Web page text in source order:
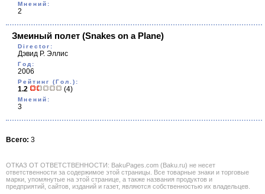
Мнений:
2
Змеиный полет (Snakes on a Plane)
Director:
Дэвид Р. Эллис
Год:
2006
Рейтинг (Гол.):
1.2 (4)
Мнений:
3
Всего: 3
ОТКАЗ ОТ ОТВЕТСТВЕННОСТИ: BakuPages.com (Baku.ru) не несет
ответственности за содержимое этой страницы. Все товарные знаки и торговые
марки, упомянутые на этой странице, а также названия продуктов и
предприятий, сайтов, изданий и газет, являются собственностью их владельцев.